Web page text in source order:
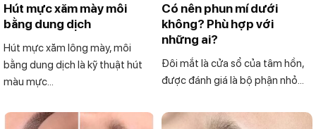
Hút mực xăm mày môi
bằng dung dịch
Hút mực xăm lông mày, môi
bằng dung dịch là kỹ thuật hút
màu mực...
Có nên phun mí dưới
không? Phù hợp với
những ai?
Đôi mắt là cửa sổ của tâm hồn,
được đánh giá là bộ phận nhỏ...